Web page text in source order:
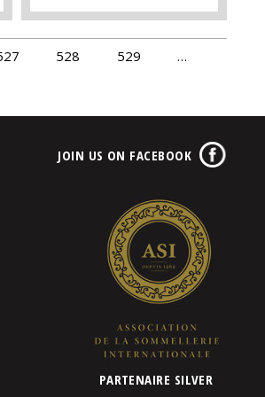
528 529
…
JOIN US ON FACEBOOK
PARTENAIRE SILVER